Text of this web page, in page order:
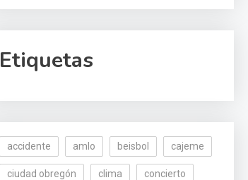
Etiquetas
accidente amlo beisbol cajeme
ciudad obregón clima concierto